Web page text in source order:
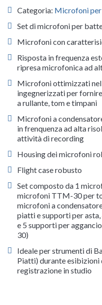
Categoria: Microfoni per
Set di microfoni per
Microfoni con
Risposta in frequenza
ripresa microfonica ad
Microfoni ottimizzati
ingegnerizzati per
a rullante, tom e timpani
Microfoni a
in frenquenza ad alta
attività di recording
Housing dei microfoni
Flight case robusto
Set composto da 1
microfoni TTM-30 per
microfoni a
piatti e supporti per
e 5 supporti per
30)
Ideale per strumenti di
Piatti) durante esibizioni
registrazione in studio